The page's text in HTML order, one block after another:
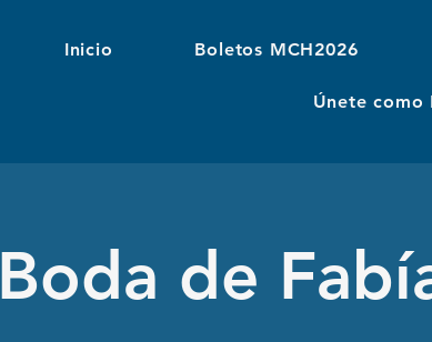
Inicio Boletos MCH2026
Únete como
Boda de